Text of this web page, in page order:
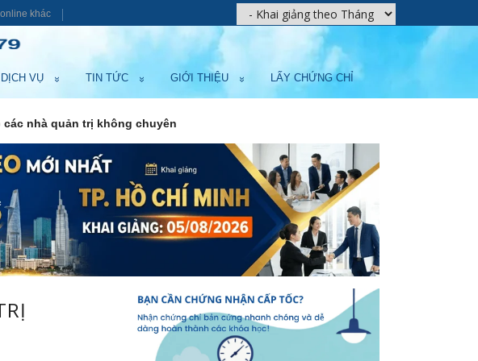
khác
DỊCH VỤ TIN TỨC GIỚI THIỆU LẤY CHỨNG CHỈ
nhà quản trị không chuyên